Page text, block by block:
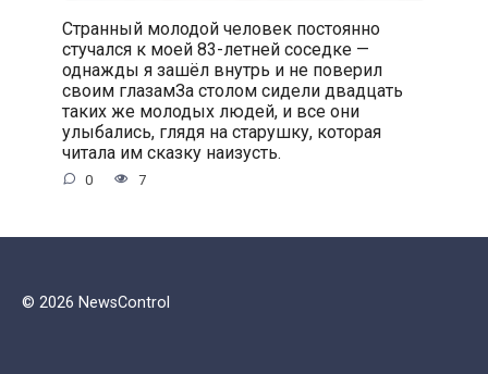
Странный молодой человек постоянно
стучался к моей 83-летней соседке —
однажды я зашёл внутрь и не поверил
своим глазамЗа столом сидели двадцать
таких же молодых людей, и все они
улыбались, глядя на старушку, которая
читала им сказку наизусть.
0 7
© 2026 NewsControl